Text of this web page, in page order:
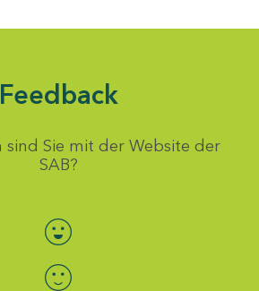
Feedback
sind Sie mit der Website der
SAB?
Bewertung auswählen